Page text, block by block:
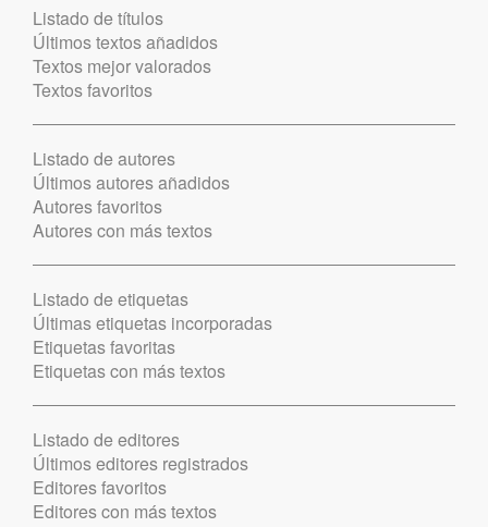
Listado de títulos
Últimos textos añadidos
Textos mejor valorados
Textos favoritos
Listado de autores
Últimos autores añadidos
Autores favoritos
Autores con más textos
Listado de etiquetas
Últimas etiquetas incorporadas
Etiquetas favoritas
Etiquetas con más textos
Listado de editores
Últimos editores registrados
Editores favoritos
Editores con más textos